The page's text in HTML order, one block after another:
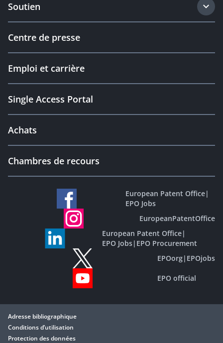
Soutien
Centre de presse
Emploi et carrière
Single Access Portal
Achats
Chambres de recours
European Patent Office|
EPO Jobs
EuropeanPatentOffice
European Patent Office|
EPO Jobs| EPO Procurement
EPOorg| EPOjobs
EPO official
Adresse bibliographique
Conditions d’utilisation
Protection des données